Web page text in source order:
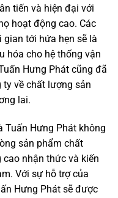
tiến và hiện đại với
hoạt động cao. Các
tới hứa hẹn sẽ là
hóa cho hệ thống vận
Hưng Phát cũng đã
về chất lượng sản
lai.
Tuấn Hưng Phát không
sản phẩm chất
nhận thức và kiến
Với sự hỗ trợ của
Hưng Phát sẽ được